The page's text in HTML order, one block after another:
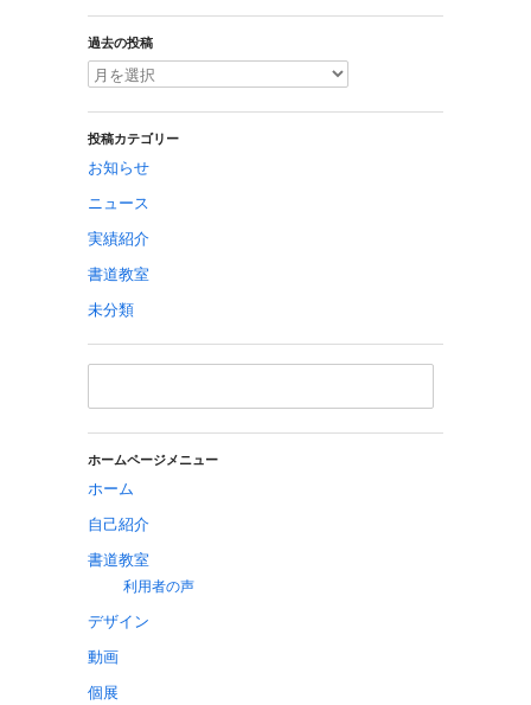
過去の投稿
投稿カテゴリー
お知らせ
ニュース
実績紹介
書道教室
未分類
ホームページメニュー
ホーム
自己紹介
書道教室
利用者の声
デザイン
動画
個展